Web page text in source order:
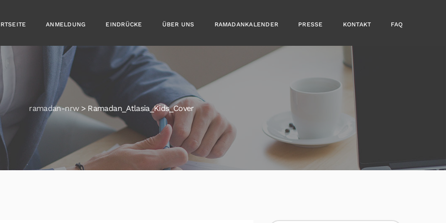
ANMELDUNG EINDRÜCKE ÜBER UNS RAMADANKALENDER PRESSE KONTAKT FAQ
ramadan-nrw> Ramadan_Atlasia_Kids_Cover